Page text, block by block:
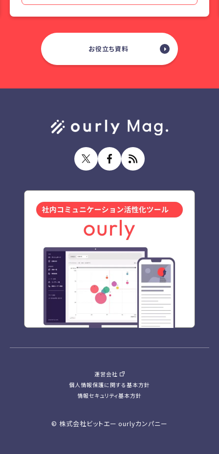
お役立ち資料
運営会社
個人情報保護に関する基本方針
情報セキュリティ基本方針
© 株式会社ビットエー ourlyカンパニー